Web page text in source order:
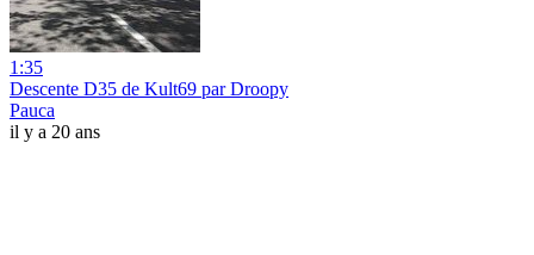
1:35
Descente D35 de Kult69 par Droopy
Pauca
il y a 20 ans